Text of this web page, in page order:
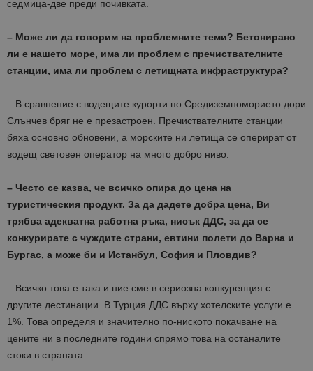
седмица-две преди почивката.
– Може ли да говорим на проблемните теми? Бетонирано
ли е нашето море, има ли проблем с пречиствателните
станции, има ли проблем с летищната инфраструктура?
– В сравнение с водещите курорти по Средиземноморието дори
Слънчев бряг не е презастроен. Пречиствателните станции
бяха основно обновени, а морските ни летища се оперират от
водещ световен оператор на много добро ниво.
– Често се казва, че всичко опира до цена на
туристическия продукт. За да дадете добра цена, Ви
трябва адекватна работна ръка, нисък ДДС, за да се
конкурирате с чуждите страни, евтини полети до Варна и
Бургас, а може би и Истанбул, София и Пловдив?
– Всичко това е така и ние сме в сериозна конкуренция с
другите дестинации. В Турция ДДС върху хотелските услуги е
1%. Това определя и значително по-ниското покачване на
цените ни в последните години спрямо това на останалите
стоки в страната.